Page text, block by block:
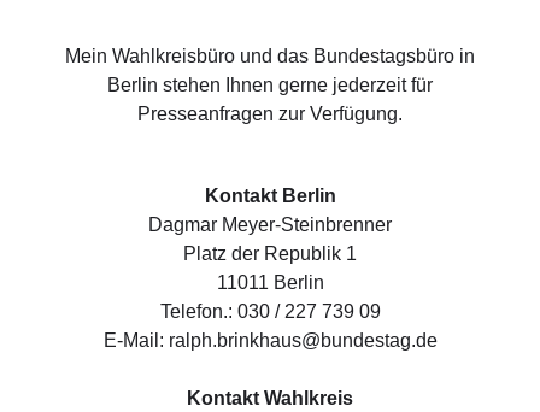
Mein Wahlkreisbüro und das Bundestagsbüro in
Berlin stehen Ihnen gerne jederzeit für
Presseanfragen zur Verfügung.
Kontakt Berlin
Dagmar Meyer-Steinbrenner
Platz der Republik 1
11011 Berlin
Telefon.: 030 / 227 739 09
E-Mail: ralph.brinkhaus@bundestag.de
Kontakt Wahlkreis